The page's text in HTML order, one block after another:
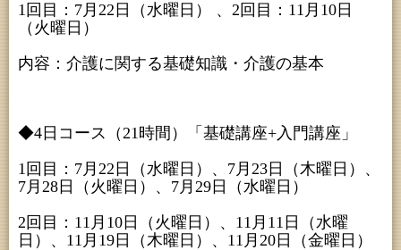
1回目：7月22日（水曜日） 、2回目：11月10日
（火曜日）
内容：介護に関する基礎知識・介護の基本
◆4日コース（21時間）「基礎講座+入門講座」
1回目：7月22日（水曜日）、7月23日（木曜日）、
7月28日（火曜日）、7月29日（水曜日）
2回目：11月10日（火曜日）、11月11日（水曜
日）、11月19日（木曜日）、11月20日（金曜日）